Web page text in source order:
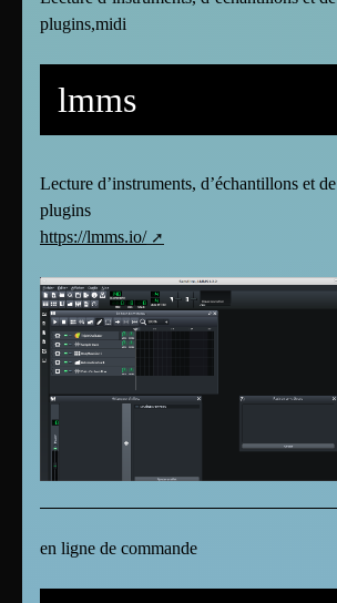
plugins,midi
lmms
Lecture d’instruments, d’échantillons et de
plugins
https://lmms.io/
en ligne de commande